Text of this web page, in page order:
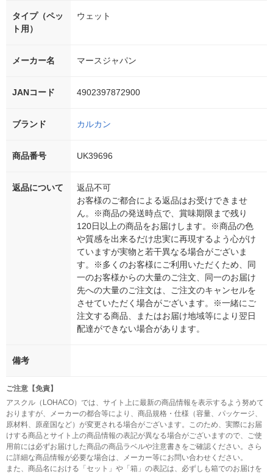
タイプ（ペッ
ト用）
ウェット
メーカー名 マースジャパン
JANコード 4902397872900
ブランド カルカン
商品番号 UK39696
返品について
返品不可
お客様のご都合による返品はお受けできませ
ん。※商品の発送時点で、賞味期限まで残り
120日以上の商品をお届けします。※商品の色
や質感を出来るだけ忠実に再現するよう心がけ
ていますが実物と若干異なる場合がございま
す。※多くのお客様にご利用いただくため、同
一のお客様からの大量のご注文、同一のお届け
先への大量のご注文は、ご注文のキャンセルを
させていただく場合がございます。※一緒にご
注文する商品、またはお届け地域等により翌日
配達ができない場合があります。
備考
ご注意【免責】
アスクル（LOHACO）では、サイト上に最新の商品情報を表示するよう努めて
おりますが、メーカーの都合等により、商品規格・仕様（容量、パッケージ、
原材料、原産国など）が変更される場合がございます。このため、実際にお届
けする商品とサイト上の商品情報の表記が異なる場合がございますので、ご使
用前には必ずお届けした商品の商品ラベルや注意書きをご確認ください。さら
に詳細な商品情報が必要な場合は、メーカー等にお問い合わせください。
また、商品名における「セット」や「箱」の表記は、必ずしも箱でのお届けを